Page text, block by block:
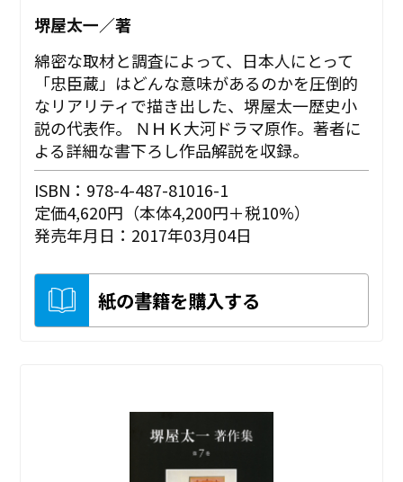
堺屋太一／著
綿密な取材と調査によって、日本人にとって
「忠臣蔵」はどんな意味があるのかを圧倒的
なリアリティで描き出した、堺屋太一歴史小
説の代表作。 ＮＨＫ大河ドラマ原作。著者に
よる詳細な書下ろし作品解説を収録。
ISBN：978-4-487-81016-1
定価4,620円（本体4,200円＋税10%）
発売年月日：2017年03月04日
紙の書籍を購入する